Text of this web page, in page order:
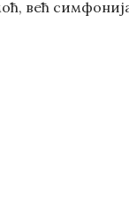
већ